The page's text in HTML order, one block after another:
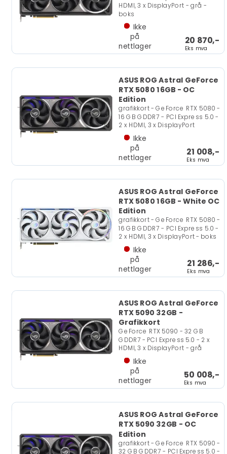
HDMI, 3 x DisplayPort - grå -
boks
20 870,-
Eks mva
Ikke
på
nettlager
ASUS ROG Astral GeForce
RTX 5080 16GB - OC
Edition
grafikkort - GeForce RTX 5080 -
16 GB GDDR7 - PCI Express 5.0 -
2 x HDMI, 3 x DisplayPort
21 008,-
Eks mva
Ikke
på
nettlager
ASUS ROG Astral GeForce
RTX 5080 16GB - White OC
Edition
grafikkort - GeForce RTX 5080 -
16 GB GDDR7 - PCI Express 5.0 -
2 x HDMI, 3 x DisplayPort - boks
21 286,-
Eks mva
Ikke
på
nettlager
ASUS ROG Astral GeForce
RTX 5090 32GB -
Grafikkort
GeForce RTX 5090 - 32 GB
GDDR7 - PCI Express 5.0 - 2 x
HDMI, 3 x DisplayPort - grå
50 008,-
Eks mva
Ikke
på
nettlager
ASUS ROG Astral GeForce
RTX 5090 32GB - OC
Edition
grafikkort - GeForce RTX 5090 -
32 GB GDDR7 - PCI Express 5.0 -